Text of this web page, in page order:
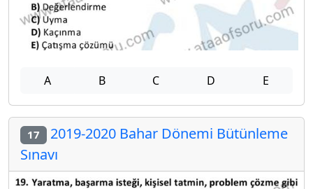
A B C D E
17 2019-2020 Bahar Dönemi Bütünleme
Sınavı